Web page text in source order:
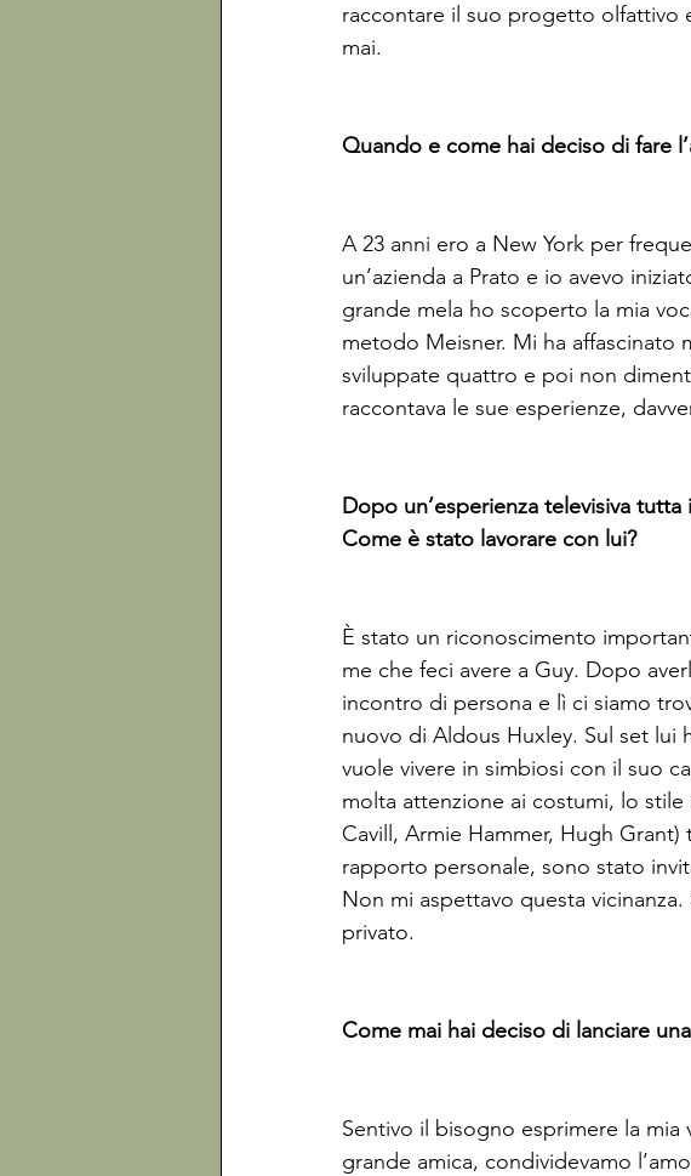
raccontare il suo progetto olfattivo
mai.
Quando e come hai deciso di fare
A 23 anni ero a New York per
un’azienda a Prato e io avevo
grande mela ho scoperto la mia
metodo Meisner. Mi ha affascinato
sviluppate quattro e poi non
raccontava le sue esperienze,
Dopo un’esperienza televisiva
Come è stato lavorare con lui?
È stato un riconoscimento
me che feci avere a Guy. Dopo
incontro di persona e lì ci siamo
nuovo di Aldous Huxley. Sul set
vuole vivere in simbiosi con il suo
molta attenzione ai costumi, lo stile
Cavill, Armie Hammer, Hugh
rapporto personale, sono stato
Non mi aspettavo questa
privato.
Come mai hai deciso di lanciare
Sentivo il bisogno esprimere la
grande amica, condividevamo